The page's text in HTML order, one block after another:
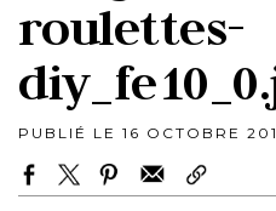
roulettes-
PUBLIÉ LE 16 OCTOBRE